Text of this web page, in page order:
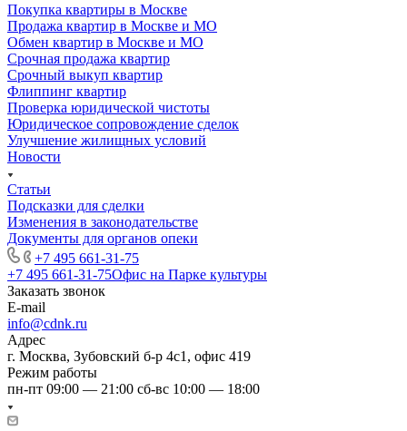
Покупка квартиры в Москве
Продажа квартир в Москве и МО
Обмен квартир в Москве и МО
Срочная продажа квартир
Срочный выкуп квартир
Флиппинг квартир
Проверка юридической чистоты
Юридическое сопровождение сделок
Улучшение жилищных условий
Новости
Статьи
Подсказки для сделки
Изменения в законодательстве
Документы для органов опеки
+7 495 661-31-75
+7 495 661-31-75Офис на Парке культуры
Заказать звонок
E-mail
info@cdnk.ru
Адрес
г. Москва, Зубовский б-р 4с1, офис 419
Режим работы
пн-пт 09:00 — 21:00 сб-вс 10:00 — 18:00